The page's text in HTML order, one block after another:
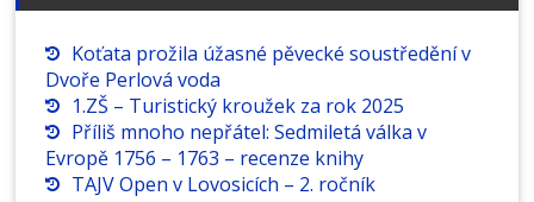
Koťata prožila úžasné pěvecké soustředění v
Dvoře Perlová voda
1.ZŠ – Turistický kroužek za rok 2025
Příliš mnoho nepřátel: Sedmiletá válka v
Evropě 1756 – 1763 – recenze knihy
TAJV Open v Lovosicích – 2. ročník